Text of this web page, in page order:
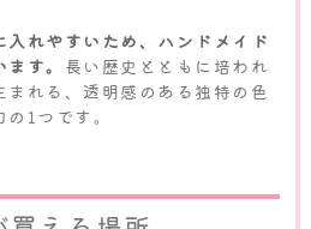
れやすいため、ハンドメイド
す。 長い歴史とともに培われ
れる、透明感のある独特の色
1つです。